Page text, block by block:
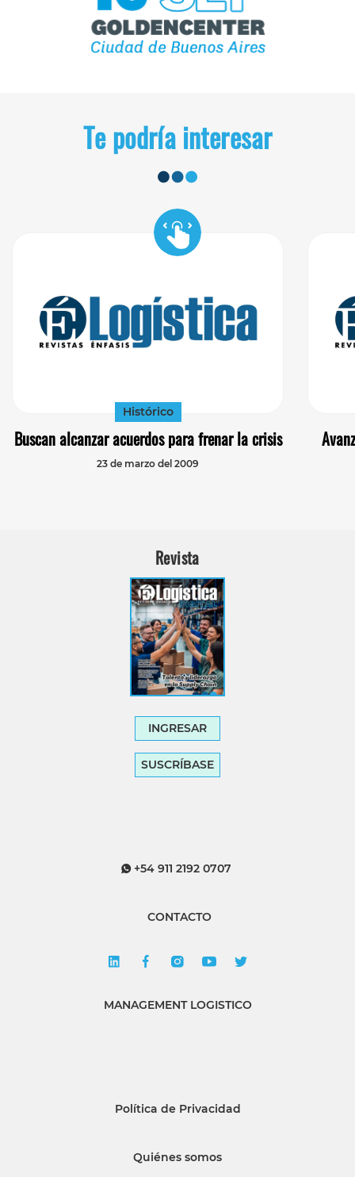
Te podría interesar
Histórico
Buscan alcanzar acuerdos para frenar la crisis
23 de marzo del 2009
Revista
INGRESAR
SUSCRÍBASE
+54 911 2192 0707
CONTACTO
MANAGEMENT LOGISTICO
Política de Privacidad
Quiénes somos